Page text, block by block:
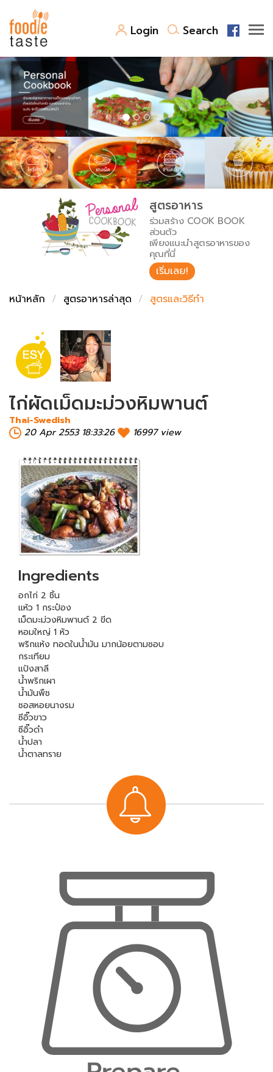
Login Search
สูตรอาหาร
สูตรอาหารล่าสุด
Top Foodie
พาไปชิม
สารพันก้นครัว
เคล็ดลับน่ารู้
เปรียบเทียบหน่วยการตวง
เปรียบเทียบอุณหภูมิ
เปรียบเทียบน้ำหนักวัตถุดิบ
FoodPedia
สร้าง Cookbook
สูตรอาหาร
ร่วมสร้าง COOK BOOK
ส่วนตัว
เพียงแนะนำสูตรอาหารของ
คุณที่นี่
เริ่มเลย!
หน้าหลัก
สูตรอาหารล่าสุด สูตรและวิธีทำ
ไก่ผัดเม็ดมะม่วงหิมพานต์
Thai-Swedish
20 Apr 2553 18:33:26
16997 view
Ingredients
อกไก่ 2 ชิ้น
แห้ว 1 กระป๋อง
เม็ดมะม่วงหิมพานต์ 2 ขีด
หอมใหญ่ 1 หัว
พริกแห้ง ทอดในน้ำมัน มากน้อยตามชอบ
กระเทียม
แป้งสาลี
น้ำพริกเผา
น้ำมันพืช
ซอสหอยนางรม
ซีอิ๊วขาว
ซีอิ๊วดำ
น้ำปลา
น้ำตาลทราย